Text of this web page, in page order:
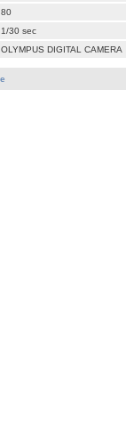
80
1/30 sec
OLYMPUS DIGITAL CAMERA